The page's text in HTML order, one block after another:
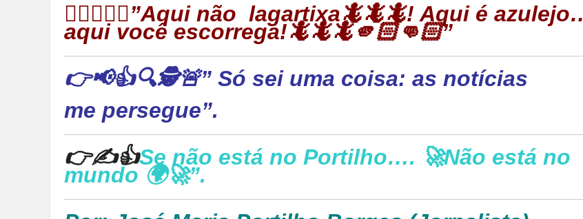
👉🏻🦎🦎🦎”Aqui não lagartixa🦎🦎🦎! Aqui é
aqui você escorrega!🦎🦎🦎🫵🏻👊🏻”
👉📢👍🔍🕵🚨” Só sei uma coisa: as notícias
me persegue”.
👉✍👍Se não está no Portilho…. 🚀Não está no
mundo 🌍🚀”.